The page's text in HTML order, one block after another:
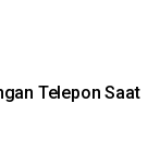
Telepon Saat